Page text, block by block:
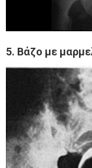
5. Βάζο με